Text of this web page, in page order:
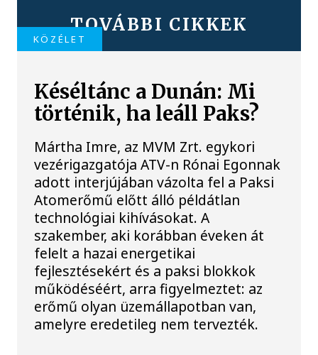
TOVÁBBI CIKKEK
KÖZÉLET
Késéltánc a Dunán: Mi
történik, ha leáll Paks?
Mártha Imre, az MVM Zrt. egykori
vezérigazgatója ATV-n Rónai Egonnak
adott interjújában vázolta fel a Paksi
Atomerőmű előtt álló példátlan
technológiai kihívásokat. A
szakember, aki korábban éveken át
felelt a hazai energetikai
fejlesztésekért és a paksi blokkok
működéséért, arra figyelmeztet: az
erőmű olyan üzemállapotban van,
amelyre eredetileg nem tervezték.